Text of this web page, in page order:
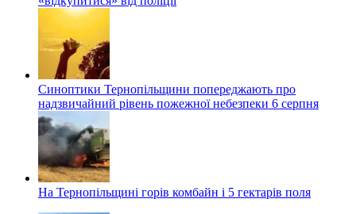
Синоптики Тернопільщини попереджають про
надзвичайний рівень пожежної небезпеки 6 серпня
На Тернопільщині горів комбайн і 5 гектарів поля